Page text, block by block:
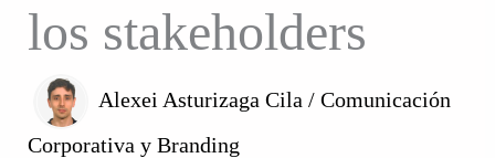
los stakeholders
Alexei Asturizaga Cila / Comunicación
Corporativa y Branding